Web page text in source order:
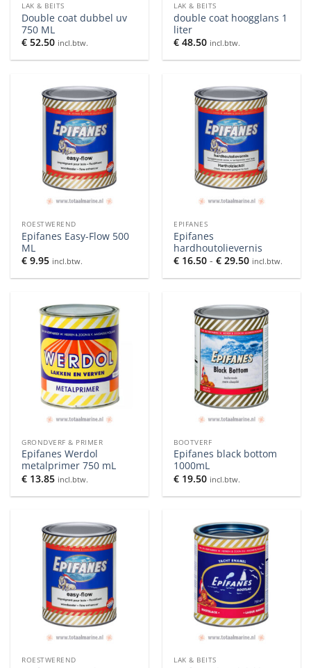
LAK & BEITS
Double coat dubbel uv
750 ML
€ 52.50 incl.btw.
LAK & BEITS
double coat hoogglans 1
liter
€ 48.50 incl.btw.
ROESTWEREND
Epifanes Easy-Flow 500
ML
€ 9.95 incl.btw.
EPIFANES
Epifanes
hardhoutolievernis
€ 16.50 - € 29.50Prijsklasse:
€ 16.50
tot
incl.btw.
GRONDVERF & PRIMER
Epifanes Werdol
metalprimer 750 mL
€ 13.85 incl.btw.
BOOTVERF
Epifanes black bottom
1000mL
€ 19.50 incl.btw.
ROESTWEREND LAK & BEITS